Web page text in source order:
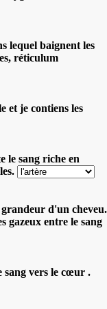
lequel baignent les
réticulum
et je contiens les
le sang riche en
grandeur d'un cheveu.
gazeux entre le sang
sang vers le cœur .